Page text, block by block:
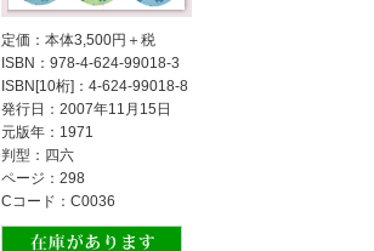
定価：本体3,500円＋税
ISBN：978-4-624-99018-3
ISBN[10桁]：4-624-99018-8
発行日：2007年11月15日
元版年：1971
判型：四六
ページ：298
Cコード：C0036